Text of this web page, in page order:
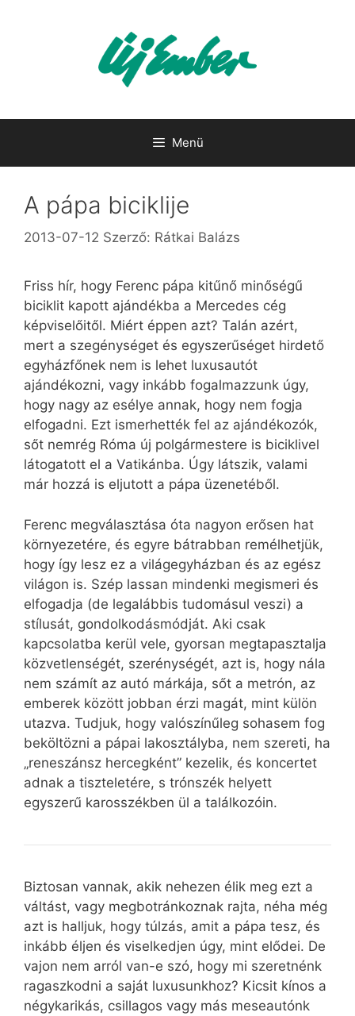
Menü
A pápa biciklije
2013-07-12 Szerző: Rátkai Balázs
Friss hír, hogy Ferenc pápa kitűnő minőségű
biciklit kapott ajándékba a Mercedes cég
képviselőitől. Miért éppen azt? Talán azért,
mert a szegénységet és egyszerűséget hirdető
egyházfőnek nem is lehet luxusautót
ajándékozni, vagy inkább fogalmazzunk úgy,
hogy nagy az esélye annak, hogy nem fogja
elfogadni. Ezt ismerhették fel az ajándékozók,
sőt nemrég Róma új polgármestere is biciklivel
látogatott el a Vatikánba. Úgy látszik, valami
már hozzá is eljutott a pápa üzenetéből.
Ferenc megválasztása óta nagyon erősen hat
környezetére, és egyre bátrabban remélhetjük,
hogy így lesz ez a világegyházban és az egész
világon is. Szép lassan mindenki megismeri és
elfogadja (de legalábbis tudomásul veszi) a
stílusát, gondolkodásmódját. Aki csak
kapcsolatba kerül vele, gyorsan megtapasztalja
közvetlenségét, szerénységét, azt is, hogy nála
nem számít az autó márkája, sőt a metrón, az
emberek között jobban érzi magát, mint külön
utazva. Tudjuk, hogy valószínűleg sohasem fog
beköltözni a pápai lakosztályba, nem szereti, ha
„reneszánsz hercegként” kezelik, és koncertet
adnak a tiszteletére, s trónszék helyett
egyszerű karosszékben ül a találkozóin.
Biztosan vannak, akik nehezen élik meg ezt a
váltást, vagy megbotránkoznak rajta, néha még
azt is halljuk, hogy túlzás, amit a pápa tesz, és
inkább éljen és viselkedjen úgy, mint elődei. De
vajon nem arról van-e szó, hogy mi szeretnénk
ragaszkodni a saját luxusunkhoz? Kicsit kínos a
négykarikás, csillagos vagy más meseautónk